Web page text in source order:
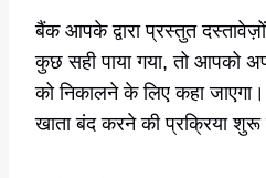
बैंक आपके द्वारा प्रस्तुत
कुछ सही पाया गया, तो आपको
को निकालने के लिए कहा
खाता बंद करने की प्रक्रिया शुरू